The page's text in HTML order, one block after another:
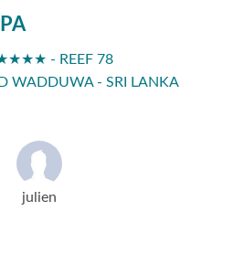
- REEF 78
WADDUWA - SRI LANKA
julien